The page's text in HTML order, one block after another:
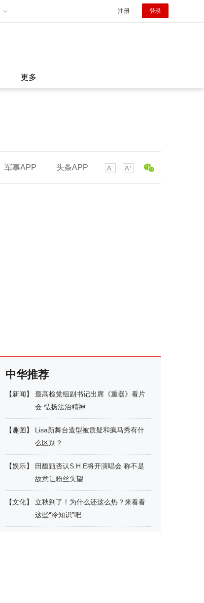
注册 登录
更多
军事APP 头条APP
中华推荐
【新闻】
最高检党组副书记出席《重器》看片
会 弘扬法治精神
【趣图 】
Lisa新舞台造型被质疑和疯马秀有什
么区别？
【娱乐】
田馥甄否认S.H.E将开演唱会 称不是
故意让粉丝失望
【文化】
立秋到了！为什么还这么热？来看看
这些“冷知识”吧